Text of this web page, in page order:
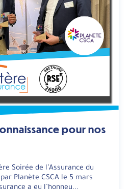
pour nos
Soirée de l’Assurance du
Planète CSCA le 5 mars